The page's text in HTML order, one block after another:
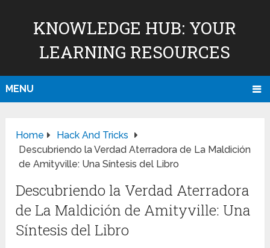
KNOWLEDGE HUB: YOUR
LEARNING RESOURCES
MENU
Home
Hack And Tricks
Descubriendo la Verdad Aterradora de La Maldición
de Amityville: Una Síntesis del Libro
Descubriendo la Verdad Aterradora
de La Maldición de Amityville: Una
Síntesis del Libro